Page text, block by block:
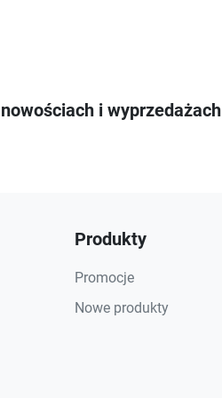
i wyprzedażach
Produkty
Promocje
Nowe produkty